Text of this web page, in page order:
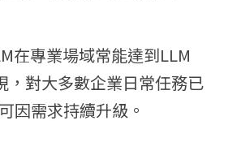
在專業場域常能達到LLM
，對大多數企業日常任務已
因需求持續升級。